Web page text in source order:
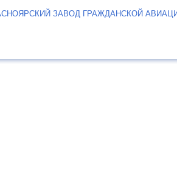
ЗАВОД ГРАЖДАНСКОЙ